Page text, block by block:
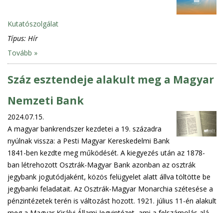
Kutatószolgálat
Típus: Hír
Tovább »
Száz esztendeje alakult meg a Magyar
Nemzeti Bank
2024.07.15.
A magyar bankrendszer kezdetei a 19. századra
nyúlnak vissza: a Pesti Magyar Kereskedelmi Bank
1841-ben kezdte meg működését. A kiegyezés után az 1878-
ban létrehozott Osztrák-Magyar Bank azonban az osztrák
jegybank jogutódjaként, közös felügyelet alatt állva töltötte be
jegybanki feladatait. Az Osztrák-Magyar Monarchia szétesése a
pénzintézetek terén is változást hozott. 1921. július 11-én alakult